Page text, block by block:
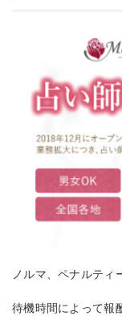
ノルマ、ペナルティ
待機時間によって報